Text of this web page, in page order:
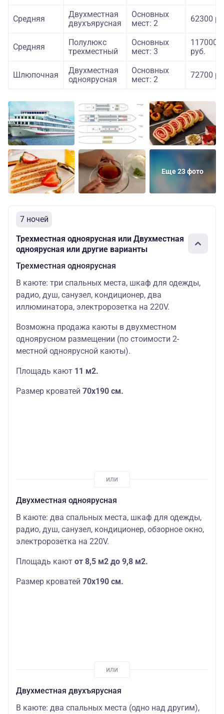
Средняя
Двухместная
двухъярусная
Основных
мест: 2
62300
Средняя
Полулюкс
трехместный
Основных
мест: 3
117000
руб.
Шлюпочная
Двухместная
одноярусная
Основных
мест: 2
72700
Еще 23 фото
7 ночей
Трехместная одноярусная или Двухместная
одноярусная или другие варианты
Трехместная одноярусная
В каюте: три спальных места, шкаф для одежды,
радио, душ, санузел, кондиционер, два
иллюминатора, электророзетка на 220V.
Возможна продажа каюты в двухместном
одноярусном размещении (по стоимости 2-
местной одноярусной каюты).
Площадь кают 11 м2.
Размер кроватей 70х190 см.
Двухместная одноярусная
В каюте: два спальных места, шкаф для одежды,
радио, душ, санузел, кондиционер, обзорное окно,
электророзетка на 220V.
Площадь кают от 8,5 м2 до 9,8 м2.
Размер кроватей 70х190 см.
Двухместная двухъярусная
В каюте: два спальных места (одно над другим),